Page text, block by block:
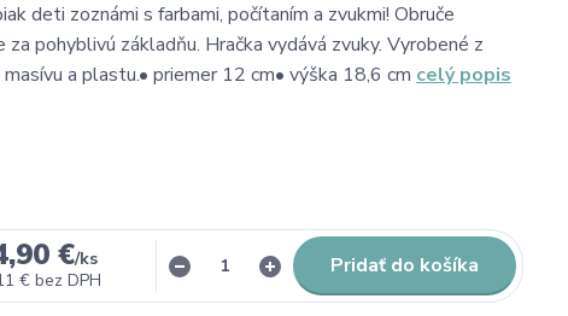
deti zoznámi s farbami, počítaním a zvukmi! Obruče
za pohyblivú základňu. Hračka vydává zvuky. Vyrobené z
a plastu.• priemer 12 cm• výška 18,6 cm celý popis
€/ks
€ bez DPH
Pridať do košíka